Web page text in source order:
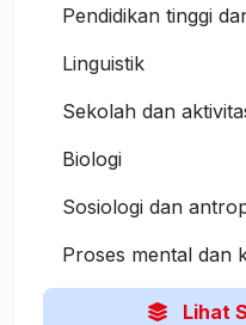
Pendidikan tinggi
Linguistik
Sekolah dan
Biologi
Sosiologi dan
Proses mental dan
Lihat